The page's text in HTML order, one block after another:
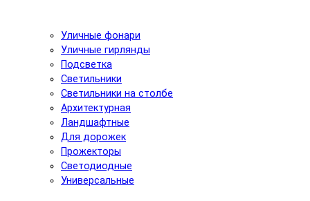
Уличные фонари
Уличные гирлянды
Подсветка
Светильники
Светильники на столбе
Архитектурная
Ландшафтные
Для дорожек
Прожекторы
Светодиодные
Универсальные